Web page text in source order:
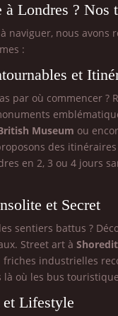
à Londres ? Nos
naviguer, nous avons
:
et
par où commencer ?
Museum ou
des
en 2, 3 ou 4 jours
et Secret
sentiers battus ?
Street art à
friches industrielles
là où les bus
et Lifestyle